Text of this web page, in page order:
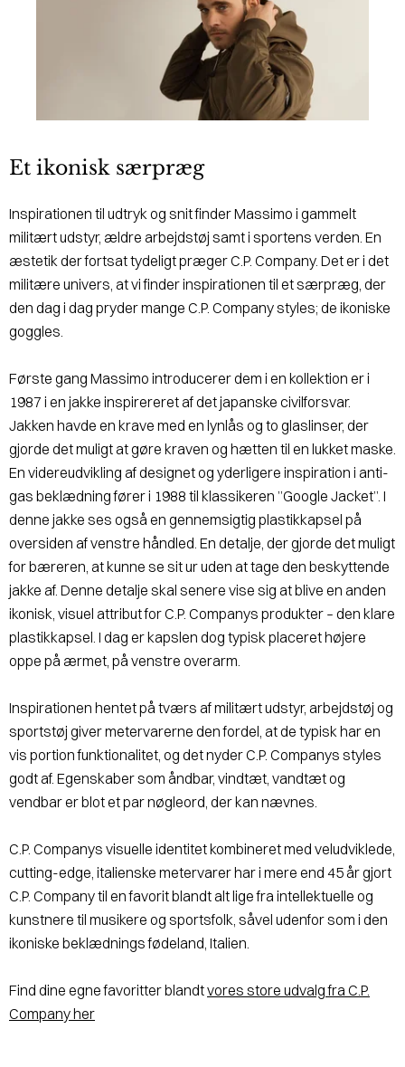
Et ikonisk særpræg
Inspirationen til udtryk og snit finder Massimo i gammelt
militært udstyr, ældre arbejdstøj samt i sportens verden. En
æstetik der fortsat tydeligt præger C.P. Company. Det er i det
militære univers, at vi finder inspirationen til et særpræg, der
den dag i dag pryder mange C.P. Company styles; de ikoniske
goggles.
Første gang Massimo introducerer dem i en kollektion er i
1987 i en jakke inspirereret af det japanske civilforsvar.
Jakken havde en krave med en lynlås og to glaslinser, der
gjorde det muligt at gøre kraven og hætten til en lukket maske.
En videreudvikling af designet og yderligere inspiration i anti-
gas beklædning fører i 1988 til klassikeren ”Google Jacket”. I
denne jakke ses også en gennemsigtig plastikkapsel på
oversiden af venstre håndled. En detalje, der gjorde det muligt
for bæreren, at kunne se sit ur uden at tage den beskyttende
jakke af. Denne detalje skal senere vise sig at blive en anden
ikonisk, visuel attribut for C.P. Companys produkter – den klare
plastikkapsel. I dag er kapslen dog typisk placeret højere
oppe på ærmet, på venstre overarm.
Inspirationen hentet på tværs af militært udstyr, arbejdstøj og
sportstøj giver metervarerne den fordel, at de typisk har en
vis portion funktionalitet, og det nyder C.P. Companys styles
godt af. Egenskaber som åndbar, vindtæt, vandtæt og
vendbar er blot et par nøgleord, der kan nævnes.
C.P. Companys visuelle identitet kombineret med veludviklede,
cutting-edge, italienske metervarer har i mere end 45 år gjort
C.P. Company til en favorit blandt alt lige fra intellektuelle og
kunstnere til musikere og sportsfolk, såvel udenfor som i den
ikoniske beklædnings fødeland, Italien.
Find dine egne favoritter blandtvores store udvalg fra C.P.
Company her